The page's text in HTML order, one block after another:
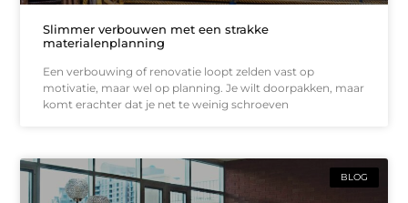
Slimmer verbouwen met een strakke
materialenplanning
Een verbouwing of renovatie loopt zelden vast op
motivatie, maar wel op planning. Je wilt doorpakken, maar
komt erachter dat je net te weinig schroeven
BLOG